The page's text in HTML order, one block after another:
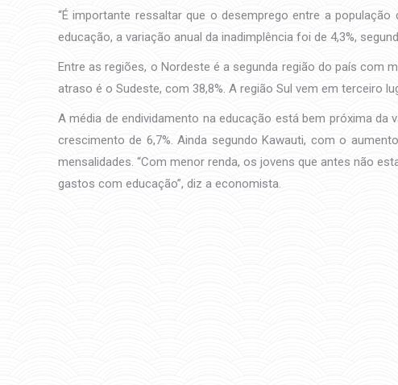
“É importante ressaltar que o desemprego entre a
educação, a variação anual da inadimplência foi de 4,3%,
Entre as regiões, o Nordeste é a segunda região do país com
atraso é o Sudeste, com 38,8%. A região Sul vem em terceiro
A média de endividamento na educação está bem próxima
crescimento de 6,7%. Ainda segundo Kawauti, com o
mensalidades. “Com menor renda, os jovens que antes não
gastos com educação”, diz a economista.